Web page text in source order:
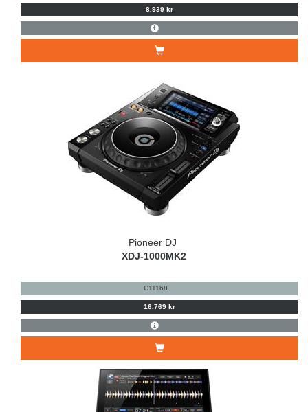
8.939 kr
Pioneer DJ
XDJ-1000MK2
C11168
16.769 kr